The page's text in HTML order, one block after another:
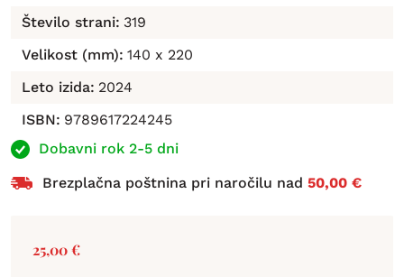
Število strani: 319
Velikost (mm): 140 x 220
Leto izida: 2024
ISBN: 9789617224245
Dobavni rok 2-5 dni
Brezplačna poštnina pri naročilu nad 50,00 €
25,00€